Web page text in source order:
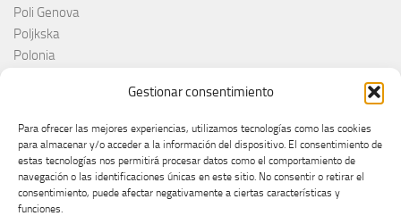
Gestionar consentimiento
Para ofrecer las mejores experiencias, utilizamos tecnologías como las cookies
para almacenar y/o acceder a la información del dispositivo. El consentimiento de
estas tecnologías nos permitirá procesar datos como el comportamiento de
navegación o las identificaciones únicas en este sitio. No consentir o retirar el
consentimiento, puede afectar negativamente a ciertas características y
funciones.
Poli Genova
Poljkska
Polonia
RAI
Red Sebastian
Reino Unido
Remember Monday